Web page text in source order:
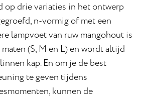
op drie variaties in het ontwerp
n-vormig of met een
lampvoet van ruw mangohout is
(S, M en L) en wordt altijd
kap. En om je de best
te geven tijdens
kunnen de